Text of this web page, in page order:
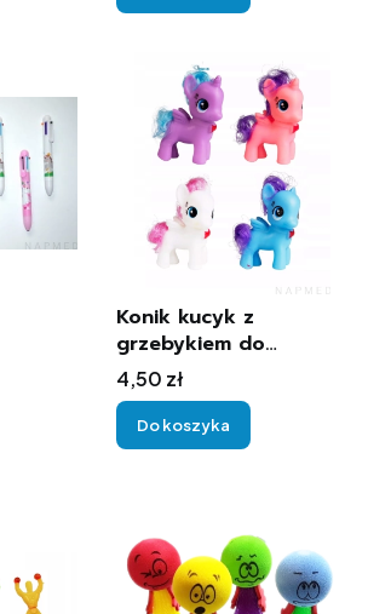
Konik kucyk z
grzebykiem do
czesania 1szt.
Cena
4,50 zł
Do koszyka